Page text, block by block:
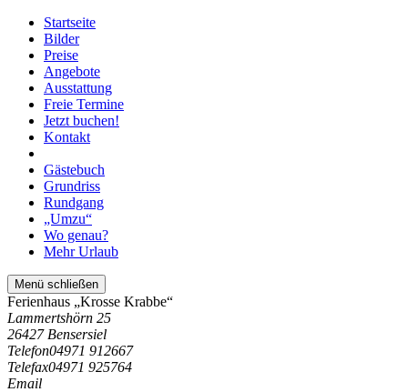
Startseite
Bilder
Preise
Angebote
Ausstattung
Freie Termine
Jetzt buchen!
Kontakt
Gästebuch
Grundriss
Rundgang
„Umzu“
Wo genau?
Mehr Urlaub
Menü schließen
Ferienhaus „Krosse Krabbe“
Lammertshörn 25
26427 Bensersiel
Telefon04971 912667
Telefax04971 925764
Email